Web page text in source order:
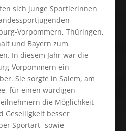
sich junge Sportlerinnen
Vorpommern, Thüringen,
und Bayern zum
In diesem Jahr war die
Vorpommern ein
Sie sorgte in Salem, am
für einen würdigen
die Möglichkeit
Geselligkeit besser
Sportart- sowie